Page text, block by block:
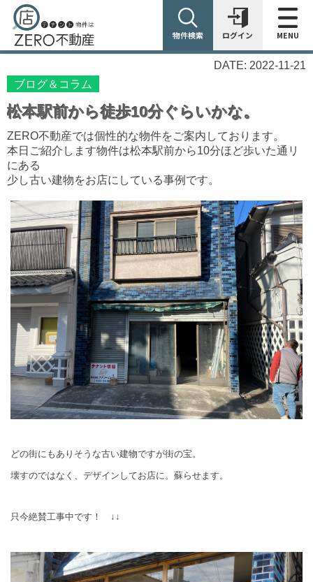
物件検索 ログイン MENU
DATE: 2022-11-21
ブログ＆コラム
松本駅前から徒歩10分ぐらいかな。
ZERO不動産では個性的な物件をご案内しております。
本日ご紹介します物件は松本駅前から10分ほど歩いた通リ
にある
少し古い建物をお店にしている事例です。
どの街にもありそうな古い建物ですが街の宝。
壊すのではなく、デザインしてお店に。蘇らせます。
只今絶賛工事中です！ ↓↓